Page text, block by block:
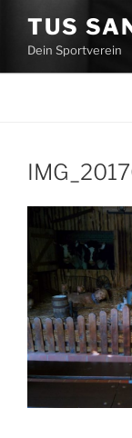
Inhalt
springen
TUS
Dein Sportverein